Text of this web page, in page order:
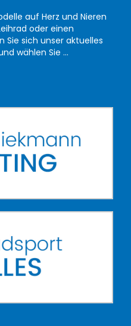
auf Herz und Nieren
oder einen
Sie sich unser aktuelles
wählen Sie ...